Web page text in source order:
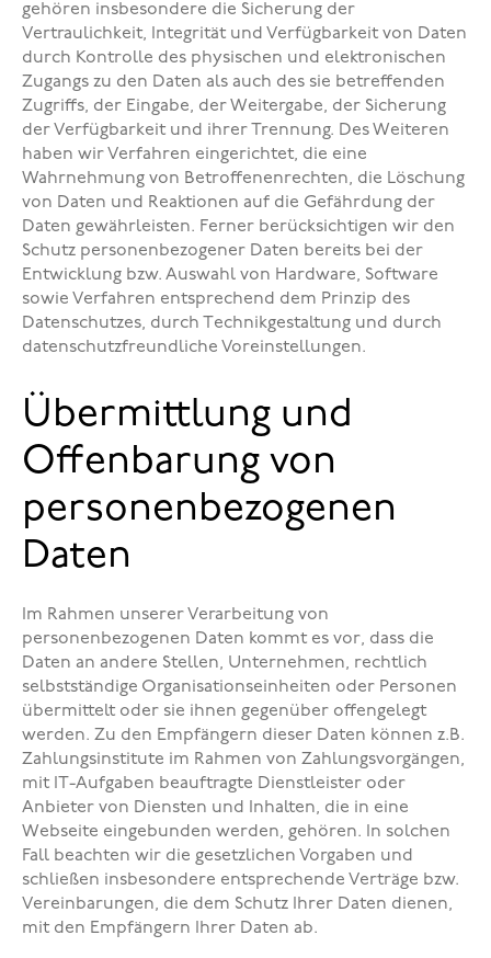
gehören insbesondere die Sicherung der
Vertraulichkeit, Integrität und Verfügbarkeit von Daten
durch Kontrolle des physischen und elektronischen
Zugangs zu den Daten als auch des sie betreffenden
Zugriffs, der Eingabe, der Weitergabe, der Sicherung
der Verfügbarkeit und ihrer Trennung. Des Weiteren
haben wir Verfahren eingerichtet, die eine
Wahrnehmung von Betroffenenrechten, die Löschung
von Daten und Reaktionen auf die Gefährdung der
Daten gewährleisten. Ferner berücksichtigen wir den
Schutz personenbezogener Daten bereits bei der
Entwicklung bzw. Auswahl von Hardware, Software
sowie Verfahren entsprechend dem Prinzip des
Datenschutzes, durch Technikgestaltung und durch
datenschutzfreundliche Voreinstellungen.
Übermittlung und
Offenbarung von
personenbezogenen
Daten
Im Rahmen unserer Verarbeitung von
personenbezogenen Daten kommt es vor, dass die
Daten an andere Stellen, Unternehmen, rechtlich
selbstständige Organisationseinheiten oder Personen
übermittelt oder sie ihnen gegenüber offengelegt
werden. Zu den Empfängern dieser Daten können z.B.
Zahlungsinstitute im Rahmen von Zahlungsvorgängen,
mit IT-Aufgaben beauftragte Dienstleister oder
Anbieter von Diensten und Inhalten, die in eine
Webseite eingebunden werden, gehören. In solchen
Fall beachten wir die gesetzlichen Vorgaben und
schließen insbesondere entsprechende Verträge bzw.
Vereinbarungen, die dem Schutz Ihrer Daten dienen,
mit den Empfängern Ihrer Daten ab.